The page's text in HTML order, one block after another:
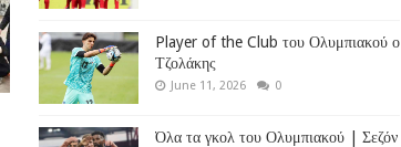
Player of the Club του Ολυμπιακού ο
Τζολάκης
June 11, 2026 0
Όλα τα γκολ του Ολυμπιακού | Σεζόν